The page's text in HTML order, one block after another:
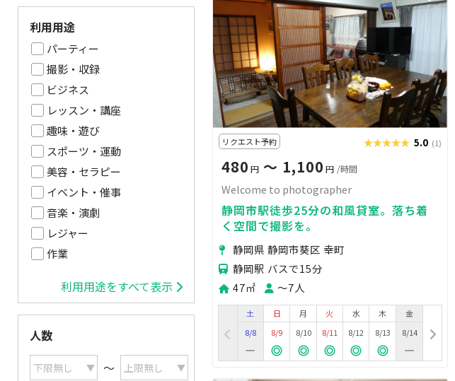
利用用途
パーティー
撮影・収録
ビジネス
レッスン・講座
趣味・遊び
スポーツ・運動
美容・セラピー
イベント・催事
音楽・演劇
レジャー
作業
利用用途をすべて表示
人数
〜
リクエスト予約 ★★★★★
★★★★★ 5.0 (1)
480 円 〜 1,100 円 /時間
Welcome to photographer
静岡市駅徒歩25分の和風貸室。落ち着
く空間で撮影を。
静岡県 静岡市葵区 幸町
静岡駅 バスで15分
47㎡
〜7人
土
8/8
日
8/9
月
8/10
火
8/11
水
8/12
木
8/13
金
8/14